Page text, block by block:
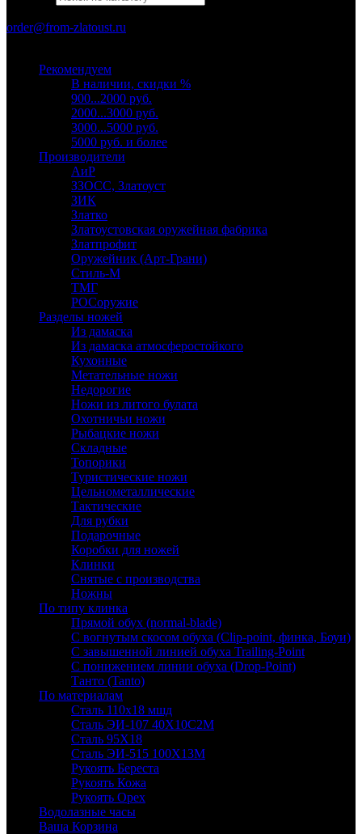
order@from-zlatoust.ru
Рекомендуем
В наличии, скидки %
900...2000 руб.
2000...3000 руб.
3000...5000 руб.
5000 руб. и более
Производители
АиР
ЗЗОСС, Златоуст
ЗИК
Златко
Златоустовская оружейная фабрика
Златпрофит
Оружейник (Арт-Грани)
Стиль-М
ТМГ
РОСоружие
Разделы ножей
Из дамаска
Из дамаска атмосферостойкого
Кухонные
Метательные ножи
Недорогие
Ножи из литого булата
Охотничьи ножи
Рыбацкие ножи
Складные
Топорики
Туристические ножи
Цельнометаллические
Тактические
Для рубки
Подарочные
Коробки для ножей
Клинки
Снятые с производства
Ножны
По типу клинка
Прямой обух (normal-blade)
С вогнутым скосом обуха (Clip-point, финка, Боуи)
С завышенной линией обуха Trailing-Point
С понижением линии обуха (Drop-Point)
Танто (Tanto)
По материалам
Сталь 110х18 мшд
Сталь ЭИ-107 40Х10С2М
Сталь 95Х18
Сталь ЭИ-515 100Х13М
Рукоять Береста
Рукоять Кожа
Рукоять Орех
Водолазные часы
Ваша Корзина